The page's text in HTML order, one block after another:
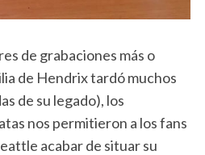
de grabaciones más o
de Hendrix tardó muchos
de su legado), los
nos permitieron a los fans
acabar de situar su